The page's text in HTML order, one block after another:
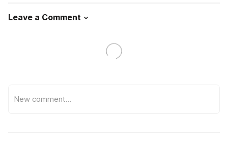
Leave a Comment